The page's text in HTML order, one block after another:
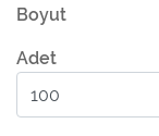
Boyut
Adet